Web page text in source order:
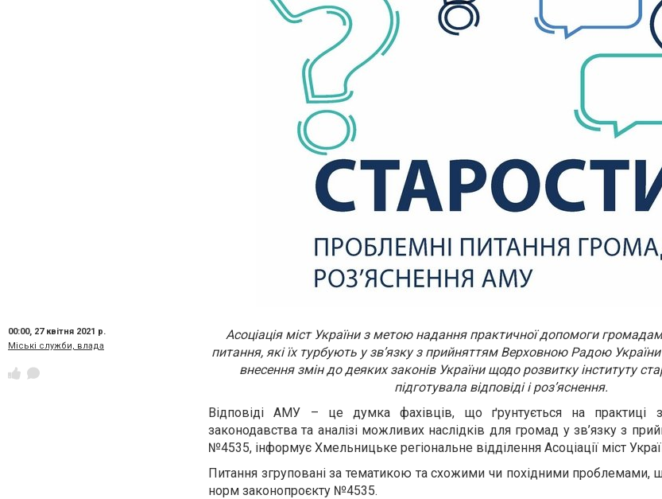
00:00, 27 квітня 2021 р.
Міські служби, влада
Асоціація міст України з метою надання практичної допомоги
питання, які їх турбують у зв’язку з прийняттям Верховною Радою
внесення змін до деяких законів України щодо розвитку інституту
підготувала відповіді і роз’яснення.
Відповіді АМУ – це думка фахівців, що ґрунтується на практиці
законодавства та аналізі можливих наслідків для громад у зв’язку з
№4535, інформує Хмельницьке регіональне відділення Асоціації міст
Питання згруповані за тематикою та схожими чи похідними проблемами,
норм законопроєкту №4535.